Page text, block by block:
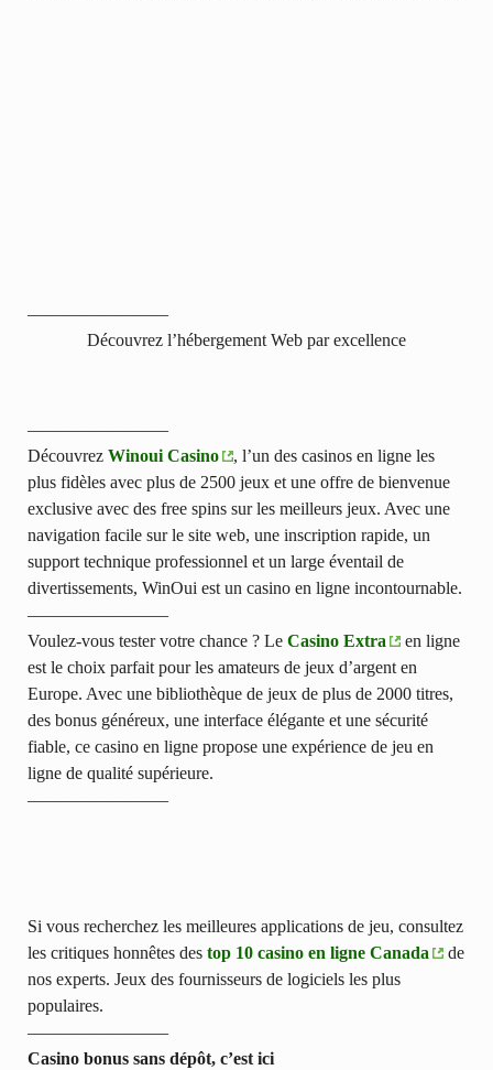
————————
Découvrez l’hébergement Web par excellence
————————
Découvrez Winoui Casino
, l’un des casinos en ligne les
plus fidèles avec plus de 2500 jeux et une offre de bienvenue
exclusive avec des free spins sur les meilleurs jeux. Avec une
navigation facile sur le site web, une inscription rapide, un
support technique professionnel et un large éventail de
divertissements, WinOui est un casino en ligne incontournable.
————————
Voulez-vous tester votre chance ? Le Casino Extra
en ligne
est le choix parfait pour les amateurs de jeux d’argent en
Europe. Avec une bibliothèque de jeux de plus de 2000 titres,
des bonus généreux, une interface élégante et une sécurité
fiable, ce casino en ligne propose une expérience de jeu en
ligne de qualité supérieure.
————————
Si vous recherchez les meilleures applications de jeu, consultez
les critiques honnêtes des top 10 casino en ligne Canada
de
nos experts. Jeux des fournisseurs de logiciels les plus
populaires.
————————
Casino bonus sans dépôt, c’est ici